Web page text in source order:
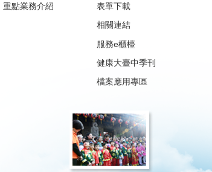
重點業務介紹
表單下載
相關連結
服務e櫃檯
健康大臺中季刊
檔案應用專區